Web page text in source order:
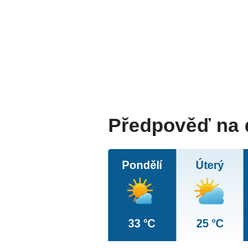
Předpověď na
Pondělí
33 °C
Úterý
25 °C